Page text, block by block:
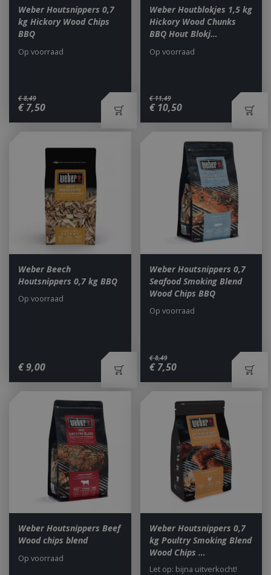
Weber Houtsnippers 0,7
kg Hickory Wood Chips
BBQ
€ 8,49
€ 7,50
Op voorraad
Weber Houtblokjes 1,5 kg
Hickory Wood Chunks
BBQ Hout Blokj…
€ 11,49
€ 10,50
Op voorraad
Weber Beech
Houtsnippers 0,7 kg BBQ
€9,00
Op voorraad
Weber Houtsnippers 0,7
Seafood Smoking Blend
Wood Chips BBQ
€ 8,49
€ 7,50
Op voorraad
Weber Houtsnippers Beef
Wood chips blend
Op voorraad
Weber Houtsnippers 0,7
kg Poultry Smoking Blend
Wood Chips …
Let op: bijna uitverkocht!